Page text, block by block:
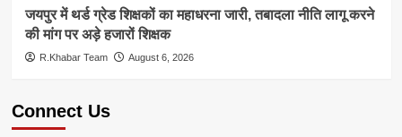
जयपुर में थर्ड ग्रेड शिक्षकों का महाधरना जारी, तबादला नीति लागू करने
की मांग पर अड़े हजारों शिक्षक
R.Khabar Team August 6, 2026
Connect Us